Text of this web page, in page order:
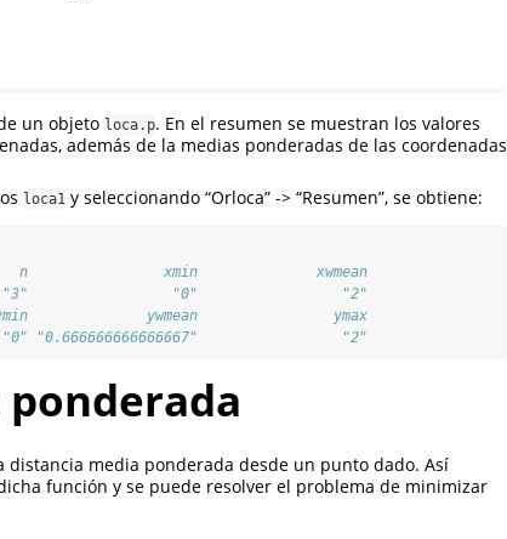
un objeto loca.p. En el resumen se muestran los valores
además de la medias ponderadas de las coordenadas
loca1 y seleccionando “Orloca” -> “Resumen”, se obtiene:
xmin              xwmean
"0"                 "2"
ywmean                ymax
"2"
distancia media ponderada desde un punto dado. Así
función y se puede resolver el problema de minimizar